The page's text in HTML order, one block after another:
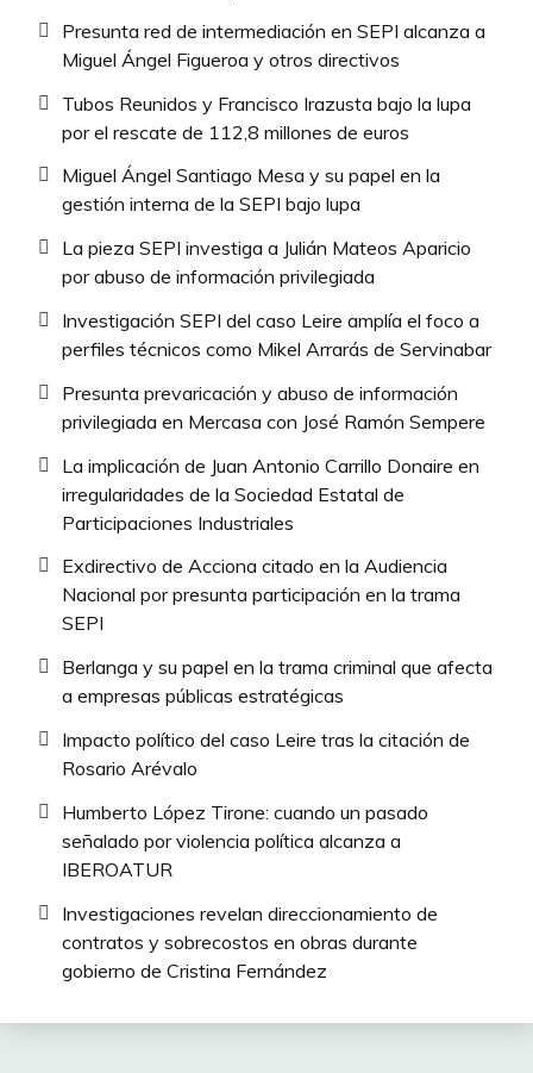
Presunta red de intermediación en SEPI alcanza a
Miguel Ángel Figueroa y otros directivos
Tubos Reunidos y Francisco Irazusta bajo la lupa
por el rescate de 112,8 millones de euros
Miguel Ángel Santiago Mesa y su papel en la
gestión interna de la SEPI bajo lupa
La pieza SEPI investiga a Julián Mateos Aparicio
por abuso de información privilegiada
Investigación SEPI del caso Leire amplía el foco a
perfiles técnicos como Mikel Arrarás de Servinabar
Presunta prevaricación y abuso de información
privilegiada en Mercasa con José Ramón Sempere
La implicación de Juan Antonio Carrillo Donaire en
irregularidades de la Sociedad Estatal de
Participaciones Industriales
Exdirectivo de Acciona citado en la Audiencia
Nacional por presunta participación en la trama
SEPI
Berlanga y su papel en la trama criminal que afecta
a empresas públicas estratégicas
Impacto político del caso Leire tras la citación de
Rosario Arévalo
Humberto López Tirone: cuando un pasado
señalado por violencia política alcanza a
IBEROATUR
Investigaciones revelan direccionamiento de
contratos y sobrecostos en obras durante
gobierno de Cristina Fernández